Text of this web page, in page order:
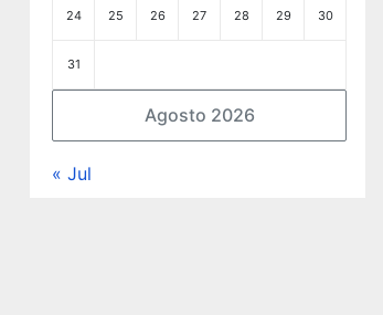
Agosto 2026
24 25 26 27 28 29 30
31
« Jul